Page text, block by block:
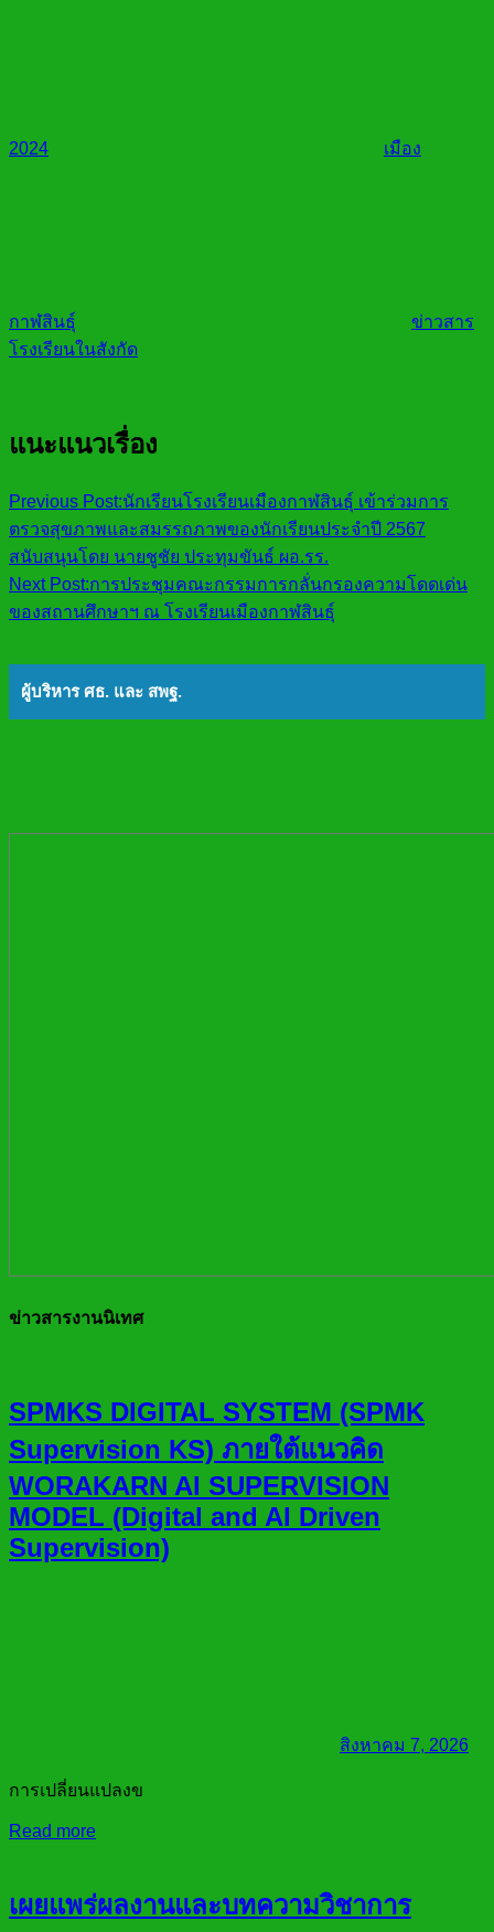
2024 เมือง
กาฬสินธุ์
ข่าวสาร
โรงเรียนในสังกัด
แนะแนวเรื่อง
Previous Post:นักเรียนโรงเรียนเมืองกาฬสินธุ์ เข้าร่วมการ
ตรวจสุขภาพและสมรรถภาพของนักเรียนประจำปี 2567
สนับสนุนโดย นายชูชัย ประทุมขันธ์ ผอ.รร.
Next Post:การประชุมคณะกรรมการกลั่นกรองความโดดเด่น
ของสถานศึกษาฯ ณ โรงเรียนเมืองกาฬสินธุ์
ผู้บริหาร ศธ. และ สพฐ.
ข่าวสารงานนิเทศ
SPMKS DIGITAL SYSTEM (SPMK
Supervision KS) ภายใต้แนวคิด
WORAKARN AI SUPERVISION
MODEL (Digital and AI Driven
Supervision)
สิงหาคม 7, 2026
การเปลี่ยนแปลงข
Read more
เผยแพร่ผลงานและบทความวิชาการ